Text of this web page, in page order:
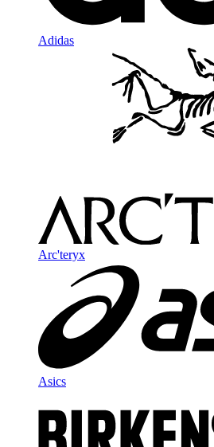
Adidas
Arc'teryx
Asics